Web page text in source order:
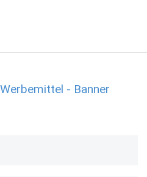
- Banner